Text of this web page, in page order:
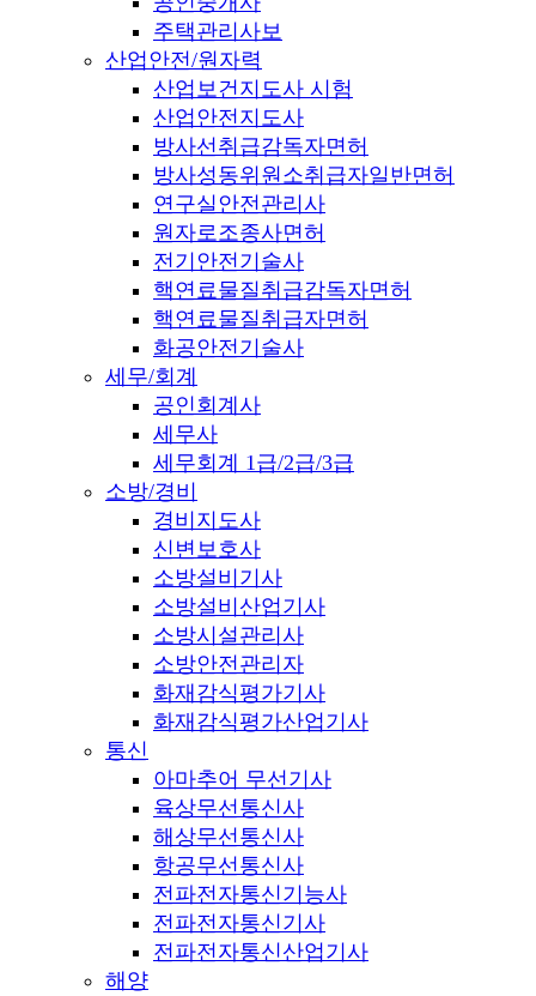
주택관리사보
산업안전/원자력
산업보건지도사 시험
산업안전지도사
방사선취급감독자면허
방사성동위원소취급자일반면허
연구실안전관리사
원자로조종사면허
전기안전기술사
핵연료물질취급감독자면허
핵연료물질취급자면허
화공안전기술사
세무/회계
공인회계사
세무사
세무회계 1급/2급/3급
소방/경비
경비지도사
신변보호사
소방설비기사
소방설비산업기사
소방시설관리사
소방안전관리자
화재감식평가기사
화재감식평가산업기사
통신
아마추어 무선기사
육상무선통신사
해상무선통신사
항공무선통신사
전파전자통신기능사
전파전자통신기사
전파전자통신산업기사
해양